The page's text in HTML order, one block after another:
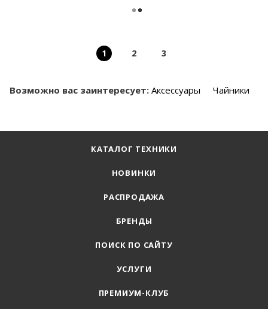
1 2 3
Возможно вас заинтересует: Аксессуары Чайники
КАТАЛОГ ТЕХНИКИ
НОВИНКИ
РАСПРОДАЖА
БРЕНДЫ
ПОИСК ПО САЙТУ
УСЛУГИ
ПРЕМИУМ-КЛУБ